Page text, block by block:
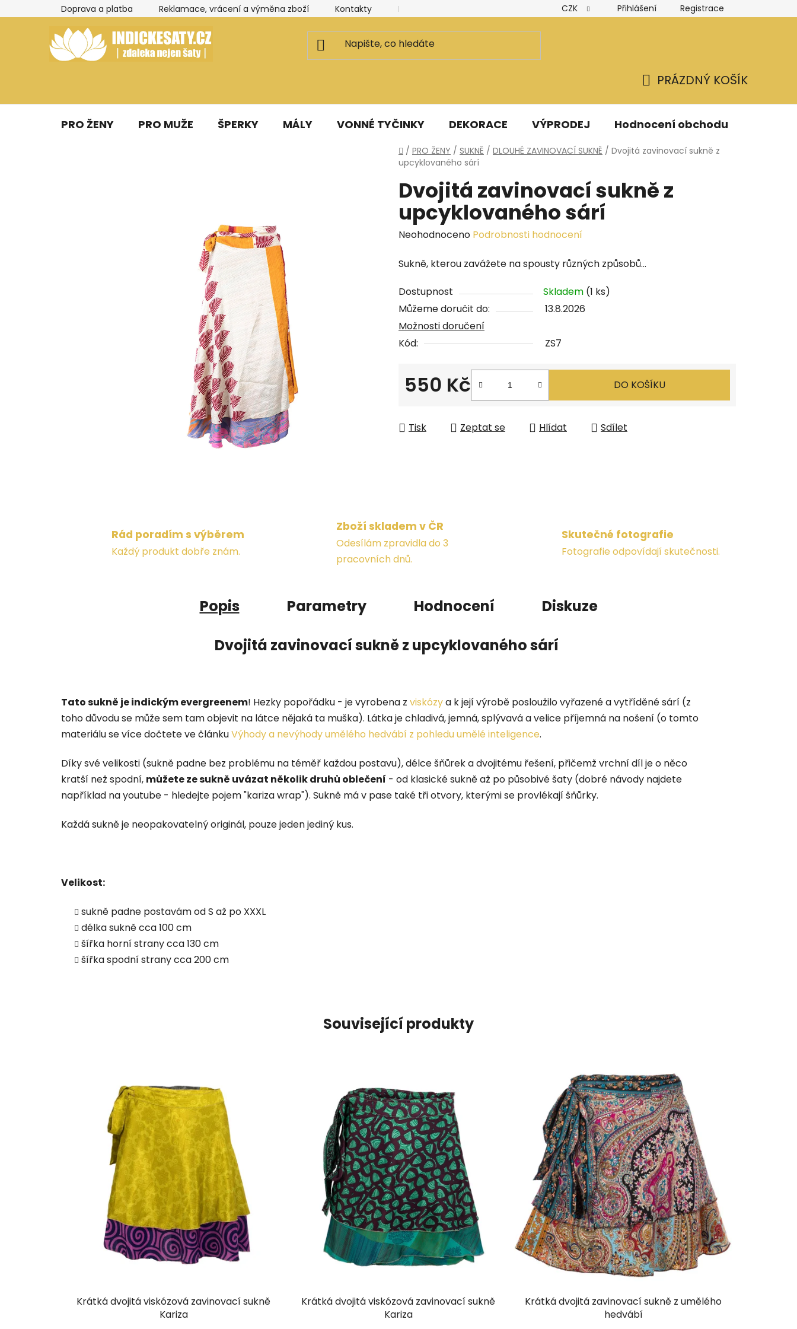
na
Doprava a platba Reklamace, vrácení a výměna zboží Kontakty Kancelář a ateliér Hodnocení obchodu Obchodní podmínky
CZK Přihlášení Registrace
KOŠÍK
PRÁZDNÝ KOŠÍK
PRO ŽENY PRO MUŽE ŠPERKY MÁLY VONNÉ TYČINKY DEKORACE VÝPRODEJ Hodnocení obchodu
Domů
/ PRO ŽENY / SUKNĚ / DLOUHÉ ZAVINOVACÍ SUKNĚ / Dvojitá zavinovací sukně z
upcyklovaného sárí
Dvojitá zavinovací sukně z
upcyklovaného sárí
Průměrné
produktu
0,0
z
5
hvězdiček.
Neohodnoceno Podrobnosti hodnocení
Sukně, kterou zavážete na spousty různých způsobů...
Dostupnost Skladem (1 ks)
Můžeme doručit do:
13.8.2026
Možnosti doručení
Kód:
ZS7
550 Kč DO KOŠÍKU
Tisk Zeptat se Hlídat Sdílet
Rád poradím s výběrem
Každý produkt dobře znám.
Zboží skladem v ČR
Odesílám zpravidla do 3
pracovních dnů.
Skutečné fotografie
Fotografie odpovídají skutečnosti.
Popis Parametry Hodnocení
Diskuze
Dvojitá zavinovací sukně z upcyklovaného sárí
Tato sukně je indickým evergreenem! Hezky popořádku - je vyrobena z viskózya k její výrobě posloužilo vyřazené a vytříděné sárí (z
toho důvodu se může sem tam objevit na látce nějaká ta muška). Látka je chladivá, jemná, splývavá a velice příjemná na nošení (o tomto
materiálu se více dočtete ve článkuVýhody a nevýhody umělého hedvábí z pohledu umělé inteligence.
Díky své velikosti (sukně padne bez problému na téměř každou postavu), délce šňůrek a dvojitému řešení, přičemž vrchní díl je o něco
kratší než spodní, můžete ze sukně uvázat několik druhů oblečení - od klasické sukně až po působivé šaty (dobré návody najdete
například na youtube - hledejte pojem "kariza wrap"). Sukně má v pase také tři otvory, kterými se provlékají šňůrky.
Každá sukně je neopakovatelný originál, pouze jeden jediný kus.
Velikost:
sukně padne postavám od S až po XXXL
délka sukně cca 100 cm
šířka horní strany cca 130 cm
šířka spodní strany cca 200 cm
Související produkty
Krátká dvojitá viskózová zavinovací sukně
Kariza
Krátká dvojitá viskózová zavinovací sukně
Kariza
Krátká dvojitá zavinovací sukně z umělého
hedvábí